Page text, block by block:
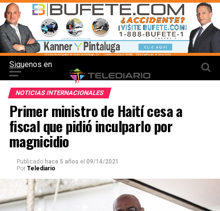
Siguenos en
NOTICIAS INTERNACIONALES
Primer ministro de Haití cesa a
fiscal que pidió inculparlo por
magnicidio
Publicado hace 5 años el 09/14/2021
Por Telediario